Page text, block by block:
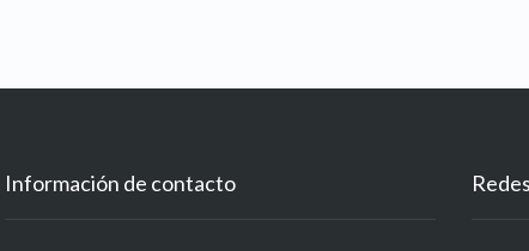
Información de contacto